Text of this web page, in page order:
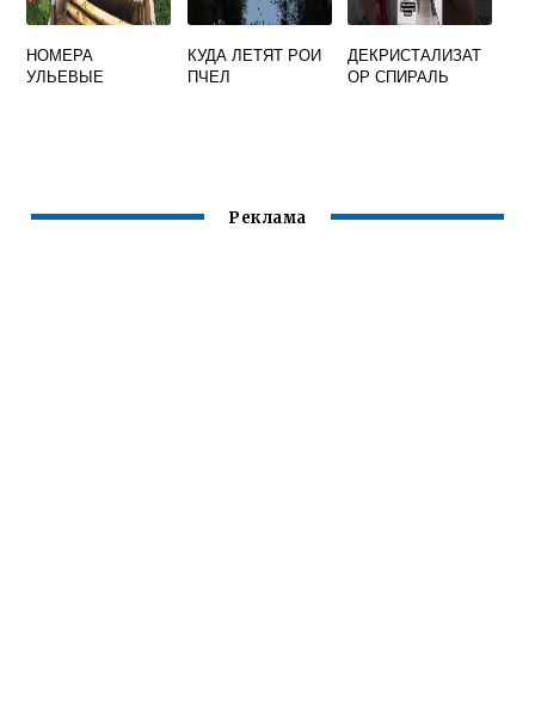
НОМЕРА
УЛЬЕВЫЕ
КУДА ЛЕТЯТ РОИ
ПЧЕЛ
ДЕКРИСТАЛИЗАТ
ОР СПИРАЛЬ
Реклама